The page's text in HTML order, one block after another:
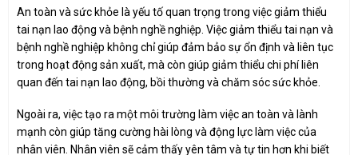
An toàn và sức khỏe là yếu tố quan trọng trong việc giảm thiểu
tai nạn lao động và bệnh nghề nghiệp. Việc giảm thiểu tai nạn và
bệnh nghề nghiệp không chỉ giúp đảm bảo sự ổn định và liên tục
trong hoạt động sản xuất, mà còn giúp giảm thiểu chi phí liên
quan đến tai nạn lao động, bồi thường và chăm sóc sức khỏe.
Ngoài ra, việc tạo ra một môi trường làm việc an toàn và lành
mạnh còn giúp tăng cường hài lòng và động lực làm việc của
nhân viên. Nhân viên sẽ cảm thấy yên tâm và tự tin hơn khi biết